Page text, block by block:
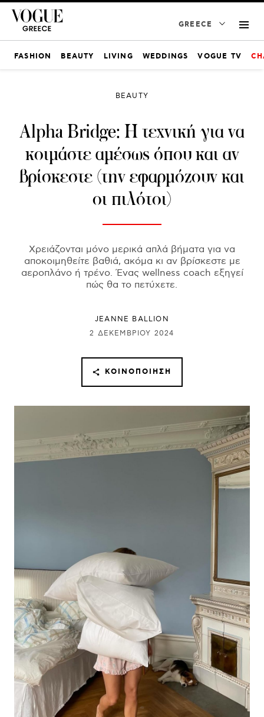
GREECE
FASHION BEAUTY LIVING WEDDINGS VOGUE TV
BEAUTY
Alpha Bridge: Η τεχνική για να
κοιμάστε αμέσως όπου και αν
βρίσκεστε (την εφαρμόζουν και
οι πιλότοι)
Χρειάζονται μόνο μερικά απλά βήματα για να
αποκοιμηθείτε βαθιά, ακόμα κι αν βρίσκεστε με
αεροπλάνο ή τρένο. Ένας wellness coach εξηγεί
πώς θα το πετύχετε.
JEANNE BALLION
2 ΔΕΚΕΜΒΡΊΟΥ 2024
ΚΟΙΝΟΠΟΊΗΣΗ